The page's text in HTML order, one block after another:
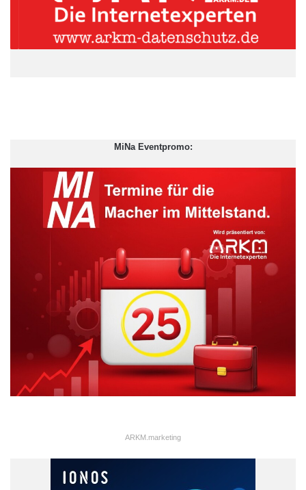
aktuellen Studie von Roland Berger Strategy Consultants muss
für 95 Prozent der Befragten im Alter von 25 bis 39 der Beruf mit
der Familie vereinbar sein. Sollte dies nicht zutreffen, ist die
Petra Timm, Sprecherin von Randstad Deutschland, kennt die
Freiraum lassen. Dazu gehört, sich von der Präsenzpflicht zu
lösen und mit Hilfe von mobilem Equipment den Mitarbeiter
wählen zu lassen, wo und wann er arbeitet. Denn das macht
zufrieden und ermöglicht Müttern und Vätern Beruf und Familie
miteinander zu vereinbaren.“
MiNa Eventpromo:
ARKM.marketing